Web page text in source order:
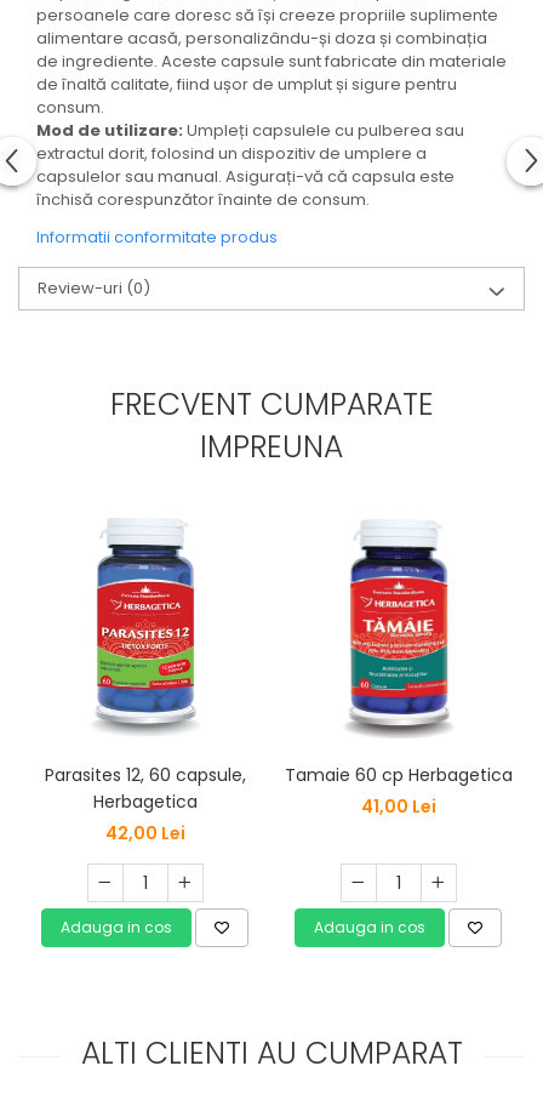
persoanele care doresc să își creeze propriile suplimente
alimentare acasă, personalizându-și doza și combinația
de ingrediente. Aceste capsule sunt fabricate din materiale
de înaltă calitate, fiind ușor de umplut și sigure pentru
consum.
Mod de utilizare: Umpleți capsulele cu pulberea sau
extractul dorit, folosind un dispozitiv de umplere a
capsulelor sau manual. Asigurați-vă că capsula este
închisă corespunzător înainte de consum.
Informatii conformitate produs
Review-uri (0)
FRECVENT CUMPARATE
IMPREUNA
Parasites 12, 60 capsule,
Herbagetica
42,00 Lei
Adauga in cos
Tamaie 60 cp Herbagetica
41,00 Lei
Adauga in cos
ALTI CLIENTI AU CUMPARAT